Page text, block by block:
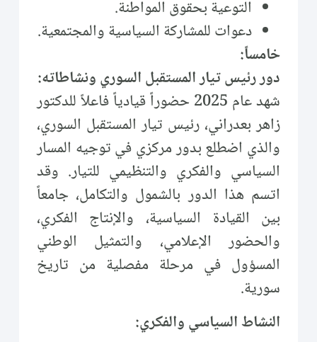
التوعية بحقوق المواطنة.
دعوات للمشاركة السياسية والمجتمعية.
خامساً:
دور رئيس تيار المستقبل السوري ونشاطاته:
شهد عام 2025 حضوراً قيادياً فاعلاً للدكتور
زاهر بعدراني، رئيس تيار المستقبل السوري،
والذي اضطلع بدور مركزي في توجيه المسار
السياسي والفكري والتنظيمي للتيار. وقد
اتسم هذا الدور بالشمول والتكامل، جامعاً
بين القيادة السياسية، والإنتاج الفكري،
والحضور الإعلامي، والتمثيل الوطني
المسؤول في مرحلة مفصلية من تاريخ
سورية.
النشاط السياسي والفكري: